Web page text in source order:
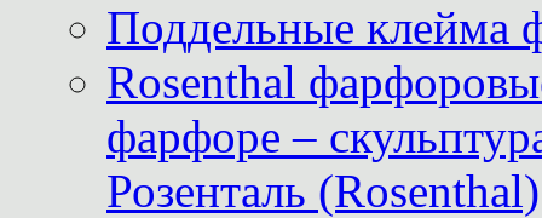
Поддельные клейма
Rosenthal
фарфоре –
Розенталь (Rosenthal)